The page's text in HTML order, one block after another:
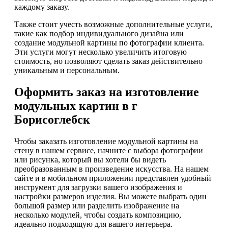
каждому заказу.
Также стоит учесть возможные дополнительные услуги,
такие как подбор индивидуального дизайна или
создание модульной картины по фотографии клиента.
Эти услуги могут несколько увеличить итоговую
стоимость, но позволяют сделать заказ действительно
уникальным и персональным.
Оформить заказ на изготовление
модульных картин в г
Борисоглебск
Чтобы заказать изготовление модульной картины на
стену в нашем сервисе, начните с выбора фотографии
или рисунка, который вы хотели бы видеть
преобразованным в произведение искусства. На нашем
сайте и в мобильном приложении представлен удобный
инструмент для загрузки вашего изображения и
настройки размеров изделия. Вы можете выбрать один
большой размер или разделить изображение на
несколько модулей, чтобы создать композицию,
идеально подходящую для вашего интерьера.